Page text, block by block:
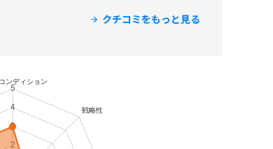
クチコミをもっと見る